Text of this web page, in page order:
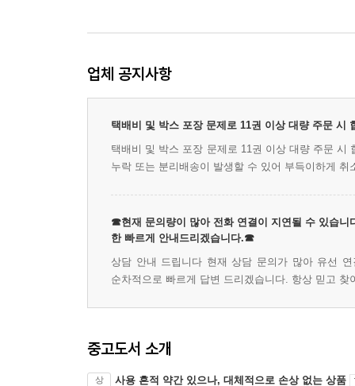
업체 공지사항
택배비 및 박스 포장 문제로 11권 이상 대량 주문 시
택배비 및 박스 포장 문제로 11권 이상 대량 주문
누락 또는 분리배송이 발생할 수 있어 부득이하게 취
☎현재 문의량이 많아 전화 연결이 지연될 수 있습니
한 빠르게 안내드리겠습니다.☎
상담 안내 드립니다 현재 상담 문의가 많아 유선
순차적으로 빠르게 답변 드리겠습니다. 항상 믿고
중고도서 소개
상 사용 흔적 약간 있으나, 대체적으로 손상 없는 상품